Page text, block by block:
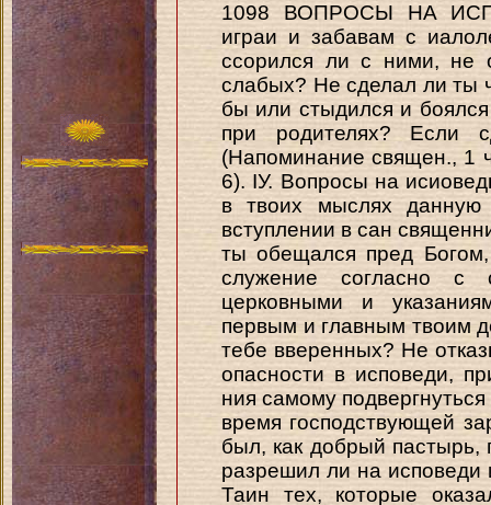
1098 ВОПРОСЫ НА
играи и забавам с
ссорился ли с ними, не
слабых? Не сделал ли ты
бы или стыдился и
при родителях? Если
(Напоминание священ., 1
6). ІУ. Вопросы на
в твоих мыслях данную
вступлении в сан
ты обещался пред Богом,
служение согласно с
церковными и
первым и главным твоим
тебе вверенных? Не
опасности в исповеди,
ния самому
время господствующей
был, как добрый
разрешил ли на исповеди
Таин тех, которые